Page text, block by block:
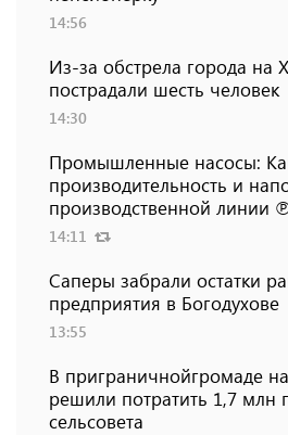
14:56
Из-за обстрела города на
пострадали шесть человек
14:30
Промышленные насосы:
производительность и
производственной линии
14:11
Саперы забрали остатки
предприятия в Богодухове
13:55
В приграничнойгромаде
решили потратить 1,7 млн
сельсовета